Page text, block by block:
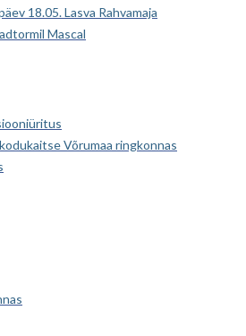
18.05. Lasva Rahvamaja
Mascal
Võrumaa ringkonnas